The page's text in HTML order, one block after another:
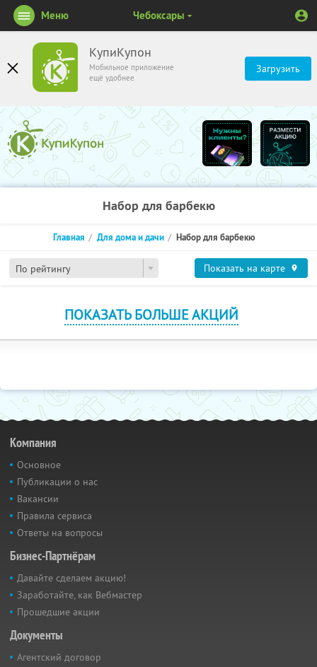
КупиКупон
Мобильное приложение
ещё удобнее
Загрузить
Меню Чебоксары
Набор для барбекю
По рейтингу
Главная Для дома и дачи Набор для барбекю
Показать на карте
ПОКАЗАТЬ БОЛЬШЕ АКЦИЙ
Компания
Основное
Публикации о нас
Вакансии
Правила сервиса
Ответы на вопросы
Бизнес-Партнёрам
Давайте сделаем акцию!
Заработайте, как Вебмастер
Прошедшие акции
Документы
Агентский договор